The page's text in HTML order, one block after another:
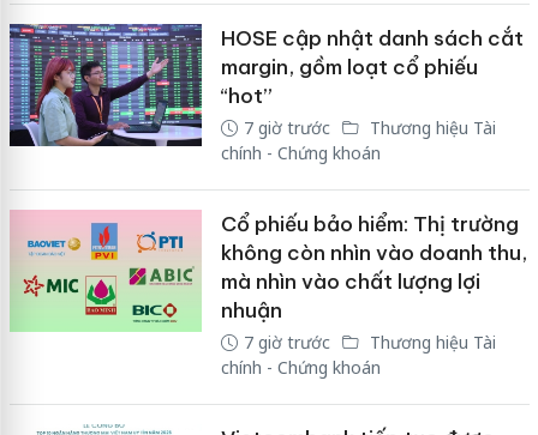
HOSE cập nhật danh sách cắt
margin, gồm loạt cổ phiếu
“hot”
7 giờ trước
Thương hiệu Tài
chính - Chứng khoán
Cổ phiếu bảo hiểm: Thị trường
không còn nhìn vào doanh thu,
mà nhìn vào chất lượng lợi
nhuận
7 giờ trước
Thương hiệu Tài
chính - Chứng khoán